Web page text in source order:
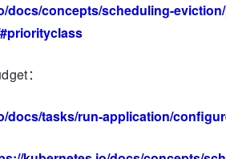
docs/concepts/scheduling-
：
docs/tasks/run-application/